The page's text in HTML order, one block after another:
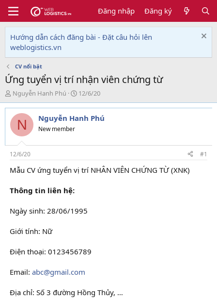
Đăng nhập Đăng ký
Hướng dẫn cách đăng bài - Đặt câu hỏi lên
weblogistics.vn
CV nổi bật
Ứng tuyển vị trí nhận viên chứng từ
T
h
r
e
d
s
t
a
r
e
Nguyễn Hanh Phú
N
g
à
y
i
12/6/20
N Nguyễn Hanh Phú
New member
12/6/20 #1
Mẫu CV ứng tuyển vị trí NHÂN VIÊN CHỨNG TỪ (XNK)
Thông tin liên hệ:
Ngày sinh: 28/06/1995
Giới tính: Nữ
Điện thoại: 0123456789
Email: abc@gmail.com
Địa chỉ: Số 3 đường Hồng Thủy, …